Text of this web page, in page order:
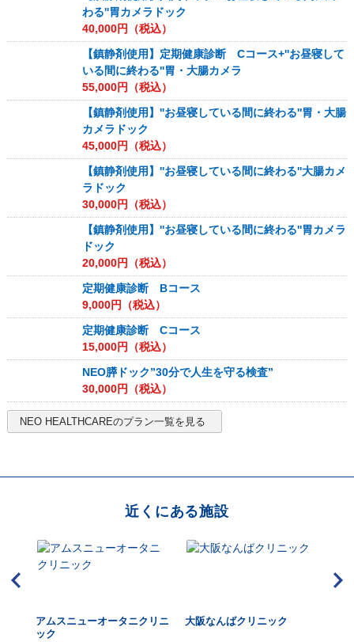
わる''胃カメラドック
40,000円（税込）
【鎮静剤使用】定期健康診断 Cコース+''お昼寝して
いる間に終わる''胃・大腸カメラ
55,000円（税込）
【鎮静剤使用】''お昼寝している間に終わる''胃・大腸
カメラドック
45,000円（税込）
【鎮静剤使用】''お昼寝している間に終わる''大腸カメ
ラドック
30,000円（税込）
【鎮静剤使用】''お昼寝している間に終わる''胃カメラ
ドック
20,000円（税込）
定期健康診断 Bコース
9,000円（税込）
定期健康診断 Cコース
15,000円（税込）
NEO膵ドック”30分で人生を守る検査”
30,000円（税込）
NEO HEALTHCAREのプラン一覧を見る
近くにある施設
アムスニューオータニクリニ
ック
大阪なんばクリニック